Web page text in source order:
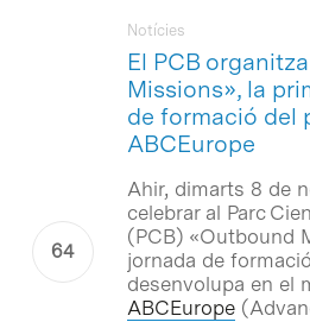
El PCB
Missions», la
de formació del
ABCEurope
Notícies
Ahir, dimarts 8 de
celebrar al Parc
(PCB) «Outbound
jornada de
desenvolupa en el
ABCEurope(